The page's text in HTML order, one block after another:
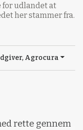
for udlandet at
her stammer fra.
Agrocura
rette gennem